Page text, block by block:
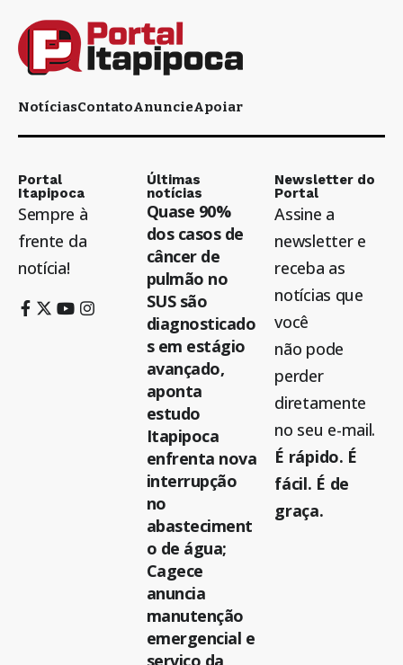
NotíciasContatoAnuncieApoiar
Portal
Itapipoca
Sempre à
frente da
notícia!
Últimas
notícias
Quase 90%
dos casos de
câncer de
pulmão no
SUS são
diagnosticado
s em estágio
avançado,
aponta
estudo
Itapipoca
enfrenta nova
interrupção
no
abasteciment
o de água;
Cagece
anuncia
manutenção
emergencial e
serviço da
Newsletter do
Portal
Assine a
newsletter e
receba as
notícias que
você
não pode
perder
diretamente
no seu e-mail.
É rápido. É
fácil. É de
graça.